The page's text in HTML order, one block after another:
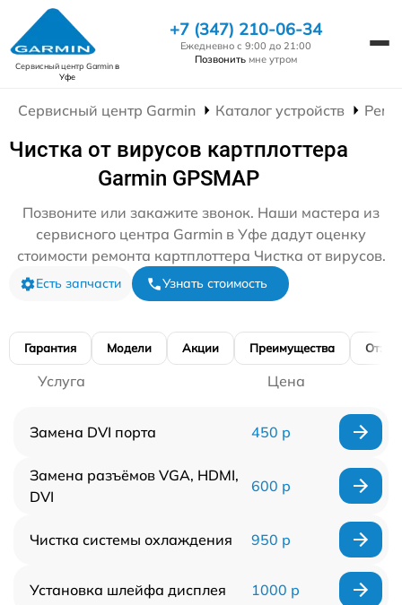
Сервисный центр Garminв
Уфе
+7 (347) 210-06-34
Ежедневно с 9:00 до 21:00
Позвонить мне утром
Сервисный центр Garmin Каталог устройств
Чистка от вирусов картплоттера
Garmin GPSMAP
Позвоните или закажите звонок. Наши мастера из
сервисного центра Garmin в Уфе дадут оценку
стоимости ремонта картплоттера Чистка от вирусов.
Есть запчасти Узнать стоимость
Гарантия Модели Акции Преимущества
Услуга Цена
Замена DVI порта 450 р
Замена разъёмов VGA, HDMI,
DVI
600 р
Чистка системы охлаждения 950 р
Установка шлейфа дисплея 1000 р